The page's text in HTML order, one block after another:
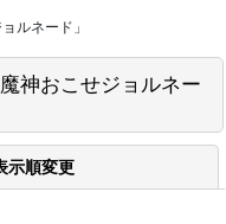
ルネード」
神おこせジョルネー
示順変更